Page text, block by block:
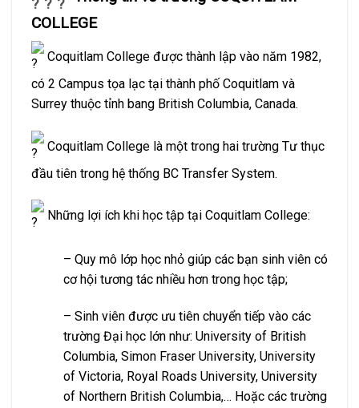
COLLEGE
Coquitlam College được thành lập vào năm 1982,
có 2 Campus tọa lạc tại thành phố Coquitlam và
Surrey thuộc tỉnh bang British Columbia, Canada.
Coquitlam College là một trong hai trường Tư thục
đầu tiên trong hệ thống BC Transfer System.
Những lợi ích khi học tập tại Coquitlam College:
– Quy mô lớp học nhỏ giúp các bạn sinh viên có
cơ hội tương tác nhiều hơn trong học tập;
– Sinh viên được ưu tiên chuyển tiếp vào các
trường Đại học lớn như: University of British
Columbia, Simon Fraser University, University
of Victoria, Royal Roads University, University
of Northern British Columbia,… Hoặc các trường